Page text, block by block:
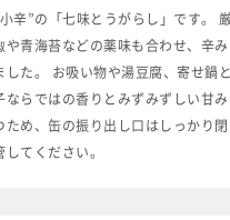
辛”の「七味とうがらし」です。
や青海苔などの薬味も合わせ、辛
した。 お吸い物や湯豆腐、寄せ鍋
ならではの香りとみずみずしい甘
ため、缶の振り出し口はしっかり
てください。